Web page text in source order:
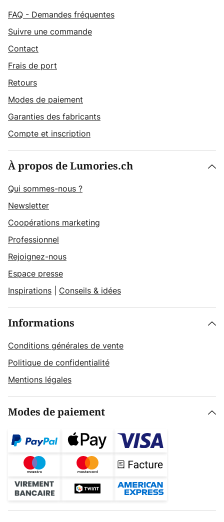
FAQ - Demandes fréquentes
Suivre une commande
Contact
Frais de port
Retours
Modes de paiement
Garanties des fabricants
Compte et inscription
À propos de Lumories.ch
Qui sommes-nous ?
Newsletter
Coopérations marketing
Professionnel
Rejoignez-nous
Espace presse
Inspirations
Conseils & idées
Informations
Conditions générales de vente
Politique de confidentialité
Mentions légales
Modes de paiement